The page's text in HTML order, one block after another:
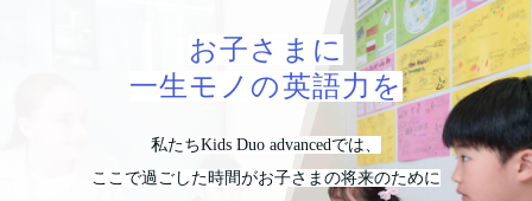
お子さまに
一生モノの英語力を
私たちKids Duo advancedでは、
ここで過ごした時間がお子さまの将来のために